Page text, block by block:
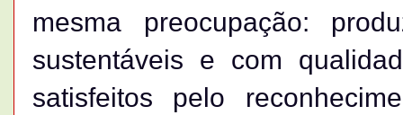
mesma preocupação:
sustentáveis e com
satisfeitos pelo